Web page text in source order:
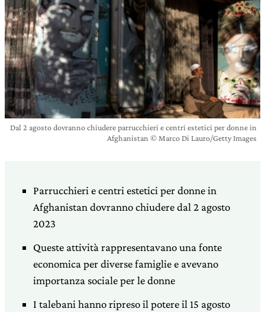
Dal 2 agosto dovranno chiudere parrucchieri e centri estetici per donne in
Afghanistan © Marco Di Lauro/Getty Images
Parrucchieri e centri estetici per donne in
Afghanistan dovranno chiudere dal 2 agosto
2023
Queste attività rappresentavano una fonte
economica per diverse famiglie e avevano
importanza sociale per le donne
I talebani hanno ripreso il potere il 15 agosto